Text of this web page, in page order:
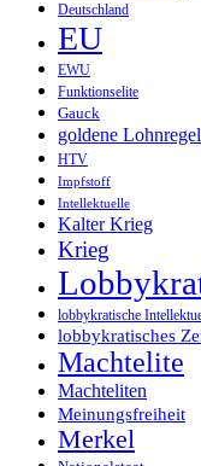
Deutschland
EU
EWU
Funktionselite
Gauck
goldene Lohnregel
HTV
Impfstoff
Intellektuelle
Kalter Krieg
Krieg
lobbykratische
lobbykratisches
Machtelite
Machteliten
Meinungsfreiheit
Merkel